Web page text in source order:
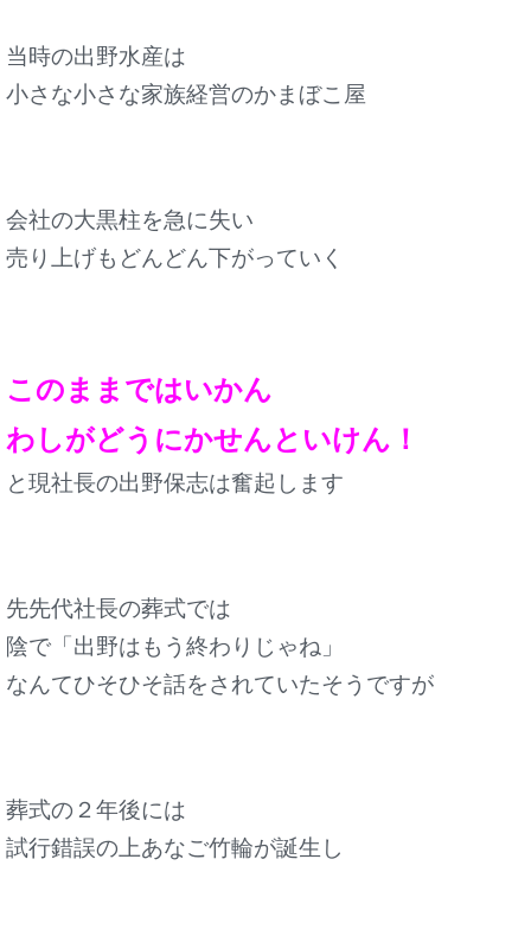
当時の出野水産は
小さな小さな家族経営のかまぼこ屋
会社の大黒柱を急に失い
売り上げもどんどん下がっていく
このままではいかん
わしがどうにかせんといけん！
と現社長の出野保志は奮起します
先先代社長の葬式では
陰で「出野はもう終わりじゃね」
なんてひそひそ話をされていたそうですが
葬式の２年後には
試行錯誤の上あなご竹輪が誕生し